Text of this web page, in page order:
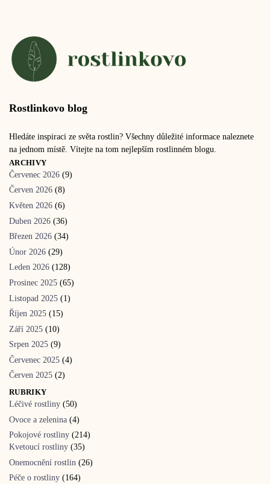
Rostlinkovo blog
Hledáte inspiraci ze světa rostlin? Všechny důležité informace naleznete
na jednom místě. Vítejte na tom nejlepším rostlinném blogu.
ARCHIVY
Červenec 2026 (9)
Červen 2026 (8)
Květen 2026 (6)
Duben 2026 (36)
Březen 2026 (34)
Únor 2026 (29)
Leden 2026 (128)
Prosinec 2025 (65)
Listopad 2025 (1)
Říjen 2025 (15)
Září 2025 (10)
Srpen 2025 (9)
Červenec 2025 (4)
Červen 2025 (2)
RUBRIKY
Léčivé rostliny (50)
Ovoce a zelenina (4)
Pokojové rostliny (214)
Kvetoucí rostliny (35)
Onemocnění rostlin (26)
Péče o rostliny (164)